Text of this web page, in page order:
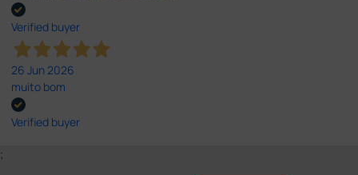
Verified buyer
26 Jun 2026
muito bom
Verified buyer
;